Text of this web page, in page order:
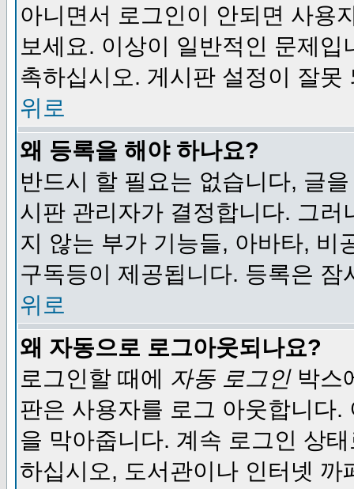
아니면서 로그인이 안되면 사용
보세요. 이상이 일반적인 문제
촉하십시오. 게시판 설정이 잘못
위로
왜 등록을 해야 하나요?
반드시 할 필요는 없습니다, 글
시판 관리자가 결정합니다. 그
지 않는 부가 기능들, 아바타, 비
구독등이 제공됩니다. 등록은
위로
왜 자동으로 로그아웃되나요?
로그인할 때에 자동 로그인박스
판은 사용자를 로그 아웃합니다
을 막아줍니다. 계속 로그인 상
하십시오, 도서관이나 인터넷